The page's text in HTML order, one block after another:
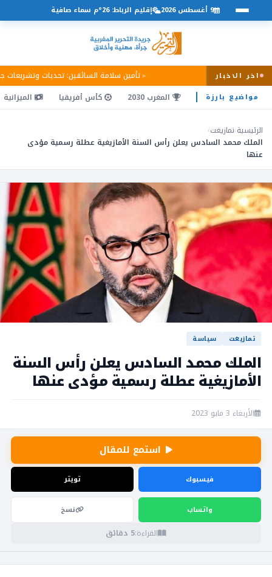
اخر الاخبار تأمين سلامة السائقين: تحديات وتشريعات
9 أغسطس 2026 إقليم الرباط: 26°م سماء صافية
مواضيع بارزة المغرب 2030 كأس أفريقيا الميزانية
الرئيسية›تمازيغت›
الملك محمد السادس يعلن رأس السنة الأمازيغية عطلة رسمية مؤدى
عنها
تمازيغت سياسة
الملك محمد السادس يعلن رأس السنة
الأمازيغية عطلة رسمية مؤدى عنها
الأربعاء 3 مايو 2023
استمع للمقال
فيسبوك تويتر
واتساب نسخ
القراءة:5 دقائق